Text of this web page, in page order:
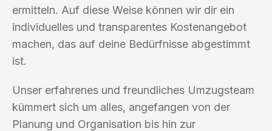
ermitteln. Auf diese Weise können wir dir ein
individuelles und transparentes Kostenangebot
machen, das auf deine Bedürfnisse abgestimmt
ist.
Unser erfahrenes und freundliches Umzugsteam
kümmert sich um alles, angefangen von der
Planung und Organisation bis hin zur